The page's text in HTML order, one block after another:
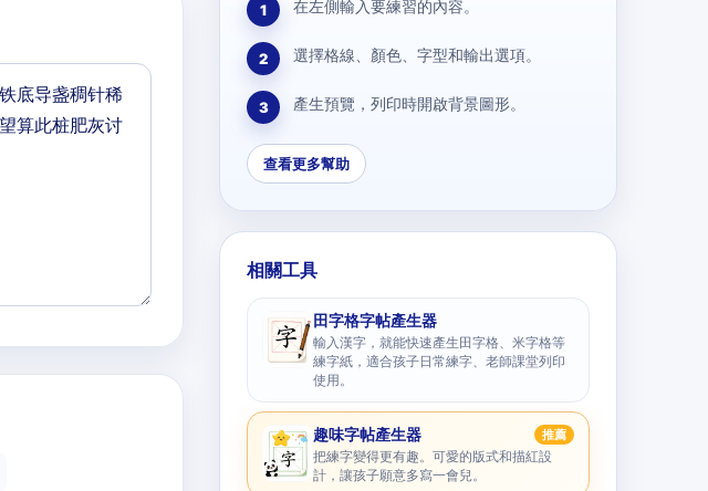
1 在左側輸入要練習的內容。
2 選擇格線、顏色、字型和輸出選項。
3 產生預覽，列印時開啟背景圖形。
查看更多幫助
相關工具
田字格字帖產生器
輸入漢字，就能快速產生田字格、米字格等
練字紙，適合孩子日常練字、老師課堂列印
使用。
趣味字帖產生器 推薦
把練字變得更有趣。可愛的版式和描紅設
計，讓孩子願意多寫一會兒。